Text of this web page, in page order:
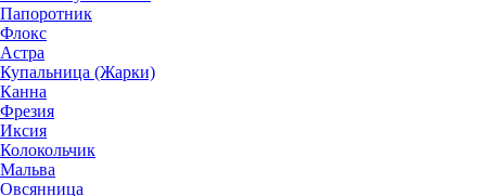
Папоротник
Флокс
Астра
Купальница (Жарки)
Канна
Фрезия
Иксия
Колокольчик
Мальва
Овсянница